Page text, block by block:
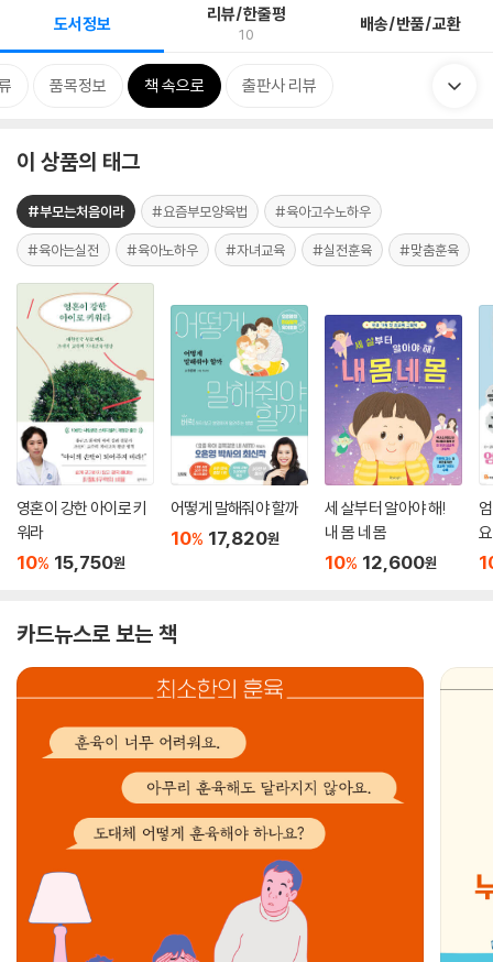
도서정보 리뷰/한줄평
10 배송/반품/교환
품목정보 책 속으로 출판사 리뷰
이 상품의 태그
#부모는처음이라 #요즘부모양육법 #육아고수노하우
#육아는실전 #육아노하우 #자녀교육 #실전훈육 #맞춤훈육
영혼이 강한 아이로 키
워라
10% 15,750원
어떻게 말해줘야 할까
10% 17,820원
세 살부터 알아야 해!
내 몸 네 몸
10% 12,600원
요
카드뉴스로 보는 책